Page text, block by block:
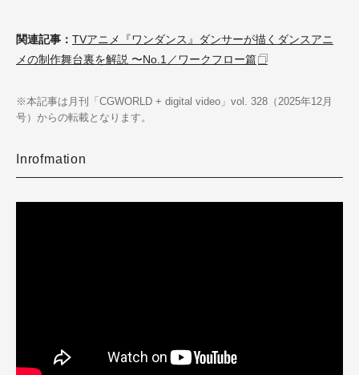
関連記事： TVアニメ『ワンダンス』ダンサーが描くダンスアニ
メの制作舞台裏を解説 〜No.1／ワークフロー篇
※本記事は月刊「CGWORLD + digital video」vol. 328（2025年12月
号）からの転載となります。
Inrofmation